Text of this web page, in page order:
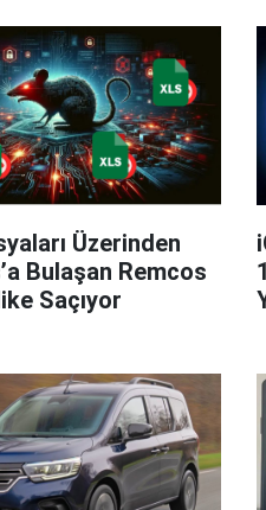
Üzerinden
Bulaşan Remcos
Saçıyor